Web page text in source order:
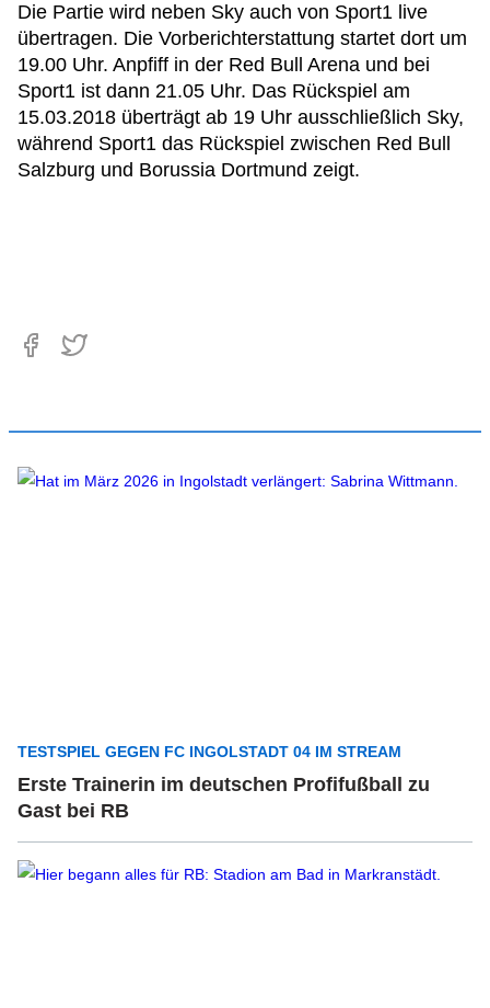
Die Partie wird neben Sky auch von Sport1 live
übertragen. Die Vorberichterstattung startet dort um
19.00 Uhr. Anpfiff in der Red Bull Arena und bei
Sport1 ist dann 21.05 Uhr. Das Rückspiel am
15.03.2018 überträgt ab 19 Uhr ausschließlich Sky,
während Sport1 das Rückspiel zwischen Red Bull
Salzburg und Borussia Dortmund zeigt.
TESTSPIEL GEGEN FC INGOLSTADT 04 IM STREAM
Erste Trainerin im deutschen Profifußball zu
Gast bei RB